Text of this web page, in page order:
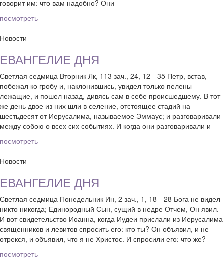
говорит им: что вам надобно? Они
посмотреть
Новости
ЕВАНГЕЛИЕ ДНЯ
Светлая седмица Вторник Лк, 113 зач., 24, 12—35 Петр, встав,
побежал ко гробу и, наклонившись, увидел только пелены
лежащие, и пошел назад, дивясь сам в себе происшедшему. В тот
же день двое из них шли в селение, отстоящее стадий на
шестьдесят от Иерусалима, называемое Эммаус; и разговаривали
между собою о всех сих событиях. И когда они разговаривали и
посмотреть
Новости
ЕВАНГЕЛИЕ ДНЯ
Светлая седмица Понедельник Ин, 2 зач., 1, 18—28 Бога не видел
никто никогда; Единородный Сын, сущий в недре Отчем, Он явил.
И вот свидетельство Иоанна, когда Иудеи прислали из Иерусалима
священников и левитов спросить его: кто ты? Он объявил, и не
отрекся, и объявил, что я не Христос. И спросили его: что же?
посмотреть